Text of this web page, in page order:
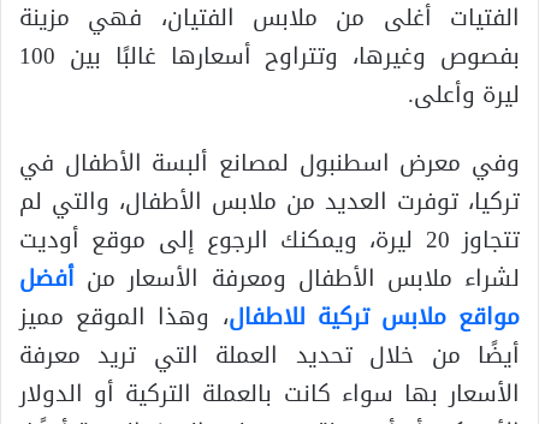
الفتيات أغلى من ملابس الفتيان، فهي مزينة
بفصوص وغيرها، وتتراوح أسعارها غالبًا بين 100
ليرة وأعلى.
وفي معرض اسطنبول لمصانع ألبسة الأطفال في
تركيا، توفرت العديد من ملابس الأطفال، والتي لم
تتجاوز 20 ليرة، ويمكنك الرجوع إلى موقع أوديت
لشراء ملابس الأطفال ومعرفة الأسعار من أفضل
مواقع ملابس تركية للاطفال، وهذا الموقع مميز
أيضًا من خلال تحديد العملة التي تريد معرفة
الأسعار بها سواء كانت بالعملة التركية أو الدولار